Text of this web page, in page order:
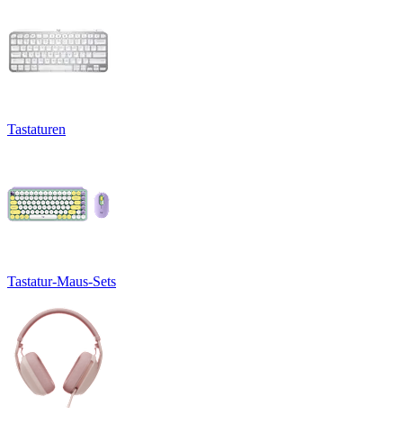
Tastaturen
Tastatur-Maus-Sets